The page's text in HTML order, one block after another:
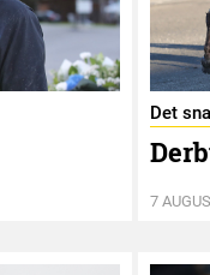
Det
7